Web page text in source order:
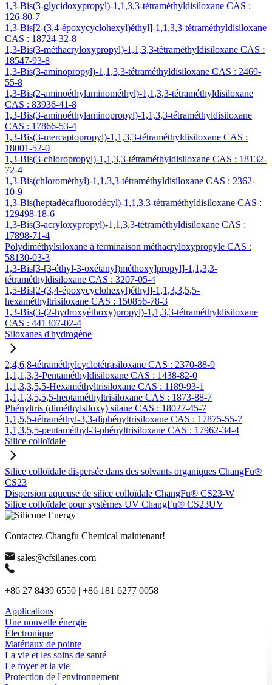
1,3-Bis(3-glycidoxypropyl)-1,1,3,3-tétraméthyldisiloxane CAS :
126-80-7
1,3-Bis[2-(3,4-époxycyclohexyl)éthyl]-1,1,3,3-tétraméthyldisiloxane
CAS : 18724-32-8
1,3-Bis(3-méthacryloxypropyl)-1,1,3,3-tétraméthyldisiloxane CAS :
18547-93-8
1,3-Bis(3-aminopropyl)-1,1,3,3-tétraméthyldisiloxane CAS : 2469-
55-8
1,3-Bis(2-aminoéthylaminométhyl)-1,1,3,3-tétraméthyldisiloxane
CAS : 83936-41-8
1,3-Bis(3-aminoéthylaminopropyl)-1,1,3,3-tétraméthyldisiloxane
CAS : 17866-53-4
1,3-Bis(3-mercaptopropyl)-1,1,3,3-tétraméthyldisiloxane CAS :
18001-52-0
1,3-Bis(3-chloropropyl)-1,1,3,3-tétraméthyldisiloxane CAS : 18132-
72-4
1,3-Bis(chlorométhyl)-1,1,3,3-tétraméthyldisiloxane CAS : 2362-
10-9
1,3-Bis(heptadécafluorodécyl)-1,1,3,3-tétraméthyldisiloxane CAS :
129498-18-6
1,3-Bis(3-acryloxypropyl)-1,1,3,3-tétraméthyldisiloxane CAS :
17898-71-4
Polydiméthylsiloxane à terminaison méthacryloxypropyle CAS :
58130-03-3
1,3-Bis[3-[3-éthyl-3-oxétanyl)méthoxy]propyl]-1,1,3,3-
tétraméthyldisiloxane CAS : 3207-05-4
1,5-Bis[2-(3,4-époxycyclohexyl)éthyl]-1,1,3,3,5,5-
hexaméthyltrisiloxane CAS : 150856-78-3
1,3-Bis(3-(2-hydroxyéthoxy)propyl)-1,1,3,3-tétraméthyldisiloxane
CAS : 441307-02-4
Siloxanes d'hydrogène
2,4,6,8-tétraméthylcyclotétrasiloxane CAS : 2370-88-9
1,1,1,3,3-Pentaméthyldisiloxane CAS : 1438-82-0
1,1,3,3,5,5-Hexaméthyltrisiloxane CAS : 1189-93-1
1,1,1,3,5,5,5-heptaméthyltrisiloxane CAS : 1873-88-7
Phényltris (diméthylsiloxy) silane CAS : 18027-45-7
1,1,5,5-tétraméthyl-3,3-diphényltrisiloxane CAS : 17875-55-7
1,1,3,5,5-pentaméthyl-3-phényltrisiloxane CAS : 17962-34-4
Silice colloïdale
Silice colloïdale dispersée dans des solvants organiques ChangFu®
CS23
Dispersion aqueuse de silice colloïdale ChangFu® CS23-W
Silice colloïdale pour systèmes UV ChangFu® CS23UV
Contactez Changfu Chemical maintenant!
sales@cfsilanes.com
+86 27 8439 6550 | +86 181 6277 0058
Applications
Une nouvelle énergie
Électronique
Matériaux de pointe
La vie et les soins de santé
Le foyer et la vie
Protection de l'environnement